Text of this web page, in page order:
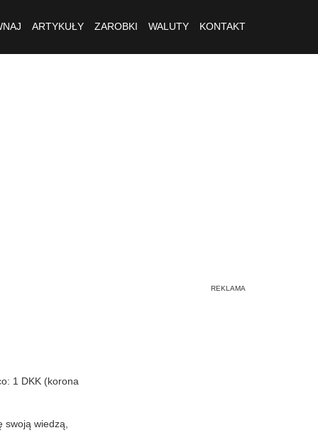
ARTYKUŁY ZAROBKI WALUTY KONTAKT
1 DKK (korona
swoją wiedzą,